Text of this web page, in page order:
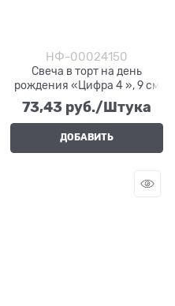
НФ-00024150
Свеча в торт на день
рождения «Цифра 4 », 9 см
73,43 руб./Штука
ДОБАВИТЬ